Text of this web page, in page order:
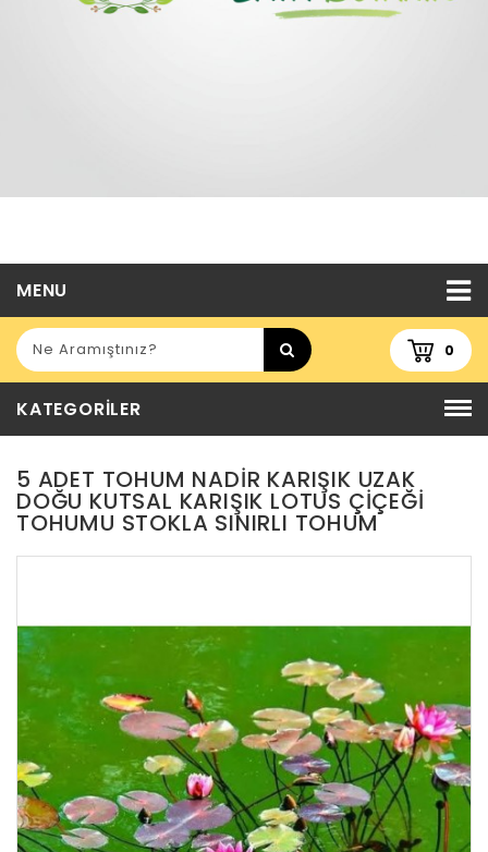
MENU
0
KATEGORILER
5 ADET TOHUM NADIR KARIŞIK UZAK
DOĞU KUTSAL KARIŞIK LOTUS ÇIÇEĞI
TOHUMU STOKLA SINIRLI TOHUM